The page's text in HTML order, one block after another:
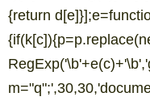
{return